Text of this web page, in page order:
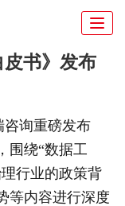
皮书》发布
询重磅发布
围绕“数据工
行业的政策背
等内容进行深度